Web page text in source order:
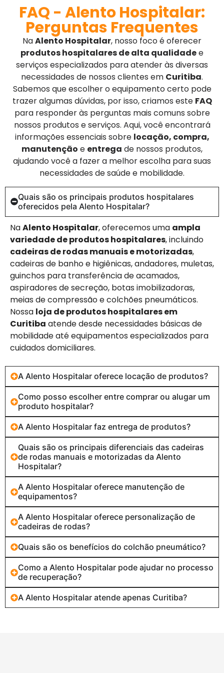
FAQ - Alento Hospitalar:
Perguntas Frequentes
NaAlento Hospitalar, nosso foco é oferecer
produtos hospitalares de alta qualidadee
serviços especializados para atender às diversas
necessidades de nossos clientes em Curitiba.
Sabemos que escolher o equipamento certo pode
trazer algumas dúvidas, por isso, criamos este FAQ
para responder às perguntas mais comuns sobre
nossos produtos e serviços. Aqui, você encontrará
informações essenciais sobre locação, compra,
manutenção e entrega de nossos produtos,
ajudando você a fazer a melhor escolha para suas
necessidades de saúde e mobilidade.
Quais são os principais produtos hospitalares
oferecidos pela Alento Hospitalar?
NaAlento Hospitalar, oferecemos uma ampla
variedade de produtos hospitalares, incluindo
cadeiras de rodas manuais e motorizadas,
cadeiras de banho e higiênicas, andadores, muletas,
guinchos para transferência de acamados,
aspiradores de secreção, botas imobilizadoras,
meias de compressão e colchões pneumáticos.
Nossa loja de produtos hospitalares em
Curitiba atende desde necessidades básicas de
mobilidade até equipamentos especializados para
cuidados domiciliares.
A Alento Hospitalar oferece locação de produtos?
Como posso escolher entre comprar ou alugar um
produto hospitalar?
A Alento Hospitalar faz entrega de produtos?
Quais são os principais diferenciais das cadeiras
de rodas manuais e motorizadas da Alento
Hospitalar?
A Alento Hospitalar oferece manutenção de
equipamentos?
A Alento Hospitalar oferece personalização de
cadeiras de rodas?
Quais são os benefícios do colchão pneumático?
Como a Alento Hospitalar pode ajudar no processo
de recuperação?
A Alento Hospitalar atende apenas Curitiba?